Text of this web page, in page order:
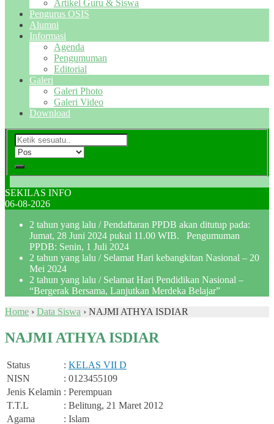
Artikel Guru & Siswa
Pengurus OSIS
Alumni
Informasi
Agenda
Pengumuman
Editorial
Galeri
Galeri Photo
Galeri Video
Download
SEKILAS INFO
06-08-2026
2 tahun yang lalu / Pendaftaran PPDB akan ditutup pada:
Jumat, 28 Juni 2024 pukul 11.00 WIB. Pengumuman
PPDB: Senin, 1 Juli 2024
2 tahun yang lalu / Selamat Hari kebangkitan Nasional – 20
Mei 2024
2 tahun yang lalu / Selamat Hari Pendidikan Nasional –
“Bergerak Bersama, Lanjutkan Merdeka Belajar”
Home › Data Siswa › NAJMI ATHYA ISDIAR
NAJMI ATHYA ISDIAR
Status : KELAS VII D
NISN
: 0123455109
Jenis Kelamin : Perempuan
T.T.L
: Belitung, 21 Maret 2012
Agama
: Islam